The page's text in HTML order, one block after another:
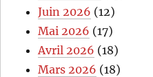
Juin 2026 (12)
Mai 2026 (17)
Avril 2026 (18)
Mars 2026 (18)